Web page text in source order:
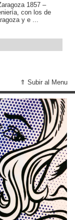
1857 –
con los de
y e ...
⇑ Subir al Menu